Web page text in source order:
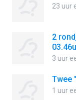
23 uur
2
3 uur
Twee
1 uur